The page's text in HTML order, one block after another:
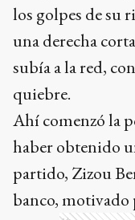
los golpes de su
una derecha
subía a la red,
quiebre.
Ahí comenzó la
haber obtenido
partido, Zizou
banco, motivado